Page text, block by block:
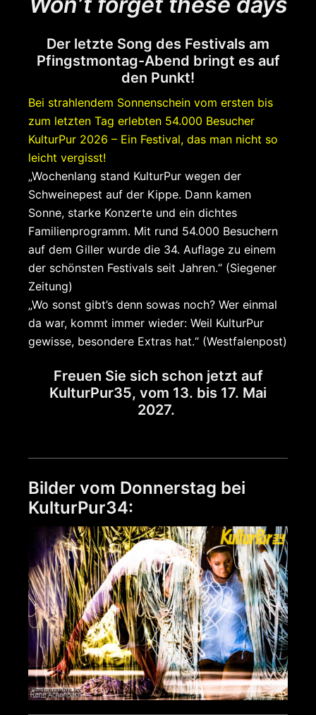
Der letzte Song des Festivals am
Pfingstmontag-Abend bringt es auf
den Punkt!
Bei strahlendem Sonnenschein vom ersten bis
zum letzten Tag erlebten 54.000 Besucher
KulturPur 2026 – Ein Festival, das man nicht so
leicht vergisst!
„Wochenlang stand KulturPur wegen der
Schweinepest auf der Kippe. Dann kamen
Sonne, starke Konzerte und ein dichtes
Familienprogramm. Mit rund 54.000 Besuchern
auf dem Giller wurde die 34. Auflage zu einem
der schönsten Festivals seit Jahren.“ (Siegener
Zeitung)
„Wo sonst gibt’s denn sowas noch? Wer einmal
da war, kommt immer wieder: Weil KulturPur
gewisse, besondere Extras hat.“ (Westfalenpost)
Freuen Sie sich schon jetzt auf
KulturPur35, vom 13. bis 17. Mai
2027.
Bilder vom Donnerstag bei
KulturPur34: